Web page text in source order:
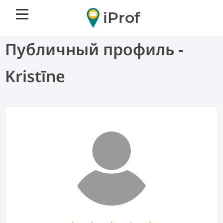
iProf
Публичный профиль -
Kristīne